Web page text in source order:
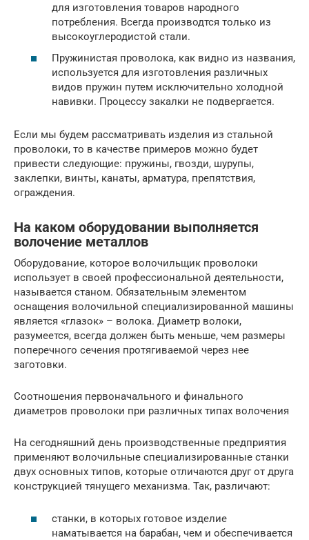
для изготовления товаров народного
потребления. Всегда производтся только из
высокоуглеродистой стали.
Пружинистая проволока, как видно из названия,
используется для изготовления различных
видов пружин путем исключительно холодной
навивки. Процессу закалки не подвергается.
Если мы будем рассматривать изделия из стальной
проволоки, то в качестве примеров можно будет
привести следующие: пружины, гвозди, шурупы,
заклепки, винты, канаты, арматура, препятствия,
ограждения.
На каком оборудовании выполняется
волочение металлов
Оборудование, которое волочильщик проволоки
использует в своей профессиональной деятельности,
называется станом. Обязательным элементом
оснащения волочильной специализированной машины
является «глазок» – волока. Диаметр волоки,
разумеется, всегда должен быть меньше, чем размеры
поперечного сечения протягиваемой через нее
заготовки.
Соотношения первоначального и финального
диаметров проволоки при различных типах волочения
На сегодняшний день производственные предприятия
применяют волочильные специализированные станки
двух основных типов, которые отличаются друг от друга
конструкцией тянущего механизма. Так, различают:
станки, в которых готовое изделие
наматывается на барабан, чем и обеспечивается